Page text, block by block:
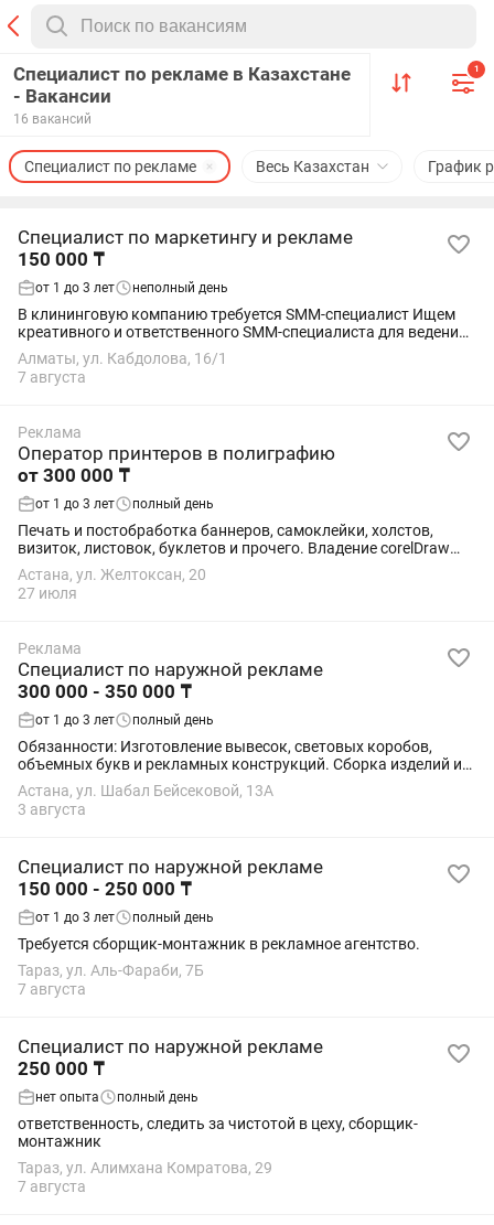
Специалист по рекламе в Казахстане
- Вакансии
16 вакансий
1
Весь Казахстан
Специалист по рекламе График
Специалист по маркетингу и рекламе
150 000 ₸
от 1 до 3 лет неполный день
В клининговую компанию требуется SMM-специалист Ищем
креативного и ответственного SMM-специалиста для ведения
социальных сетей компании. Обязанности: • Ведение
Instagram и TikTok; • Съемка фото- и...
Алматы, ул. Кабдолова, 16/1
7 августа
Реклама
Оператор принтеров в полиграфию
от 300 000 ₸
от 1 до 3 лет полный день
Печать и постобработка баннеров, самоклейки, холстов,
визиток, листовок, буклетов и прочего. Владение corelDraw
обязательно! Требования - ответственность,
исполнительность, аккуратность, отсутствие...
Астана, ул. Желтоксан, 20
27 июля
Реклама
Специалист по наружной рекламе
300 000 - 350 000 ₸
от 1 до 3 лет полный день
Обязанности: Изготовление вывесок, световых коробов,
объемных букв и рекламных конструкций. Сборка изделий из
ПВХ, акрила, композита, металла и других материалов.
Монтаж и демонтаж наружной...
Астана, ул. Шабал Бейсековой, 13А
3 августа
Специалист по наружной рекламе
150 000 - 250 000 ₸
от 1 до 3 лет полный день
Требуется сборщик-монтажник в рекламное агентство.
Тараз, ул. Аль-Фараби, 7Б
7 августа
Специалист по наружной рекламе
250 000 ₸
нет опыта полный день
ответственность, следить за чистотой в цеху, сборщик-
монтажник
Тараз, ул. Алимхана Комратова, 29
7 августа